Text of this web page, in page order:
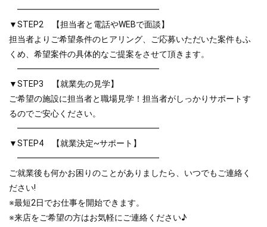
━━━━━━━━━━━━━━━━━
▼STEP2 【担当者と電話やWEBで面談】
担当者よりご希望条件のヒアリング、ご応募いただいた案件もふ
くめ、希望案件の具体的なご提案をさせて頂きます。
━━━━━━━━━━━━━━━━━
▼STEP3 【就業先の見学】
ご希望の施設に担当者と職場見学！担当者がしっかりサポートす
るのでご安心ください。
━━━━━━━━━━━━━━━━━
▼STEP4 【就業決定~サポート】
━━━━━━━━━━━━━━━━━
ご就業後も何かお困りのことがありましたら、いつでもご連絡く
ださい!
※最短2日でお仕事を開始できます。
※来店をご希望の方はお気軽にご連絡ください♪